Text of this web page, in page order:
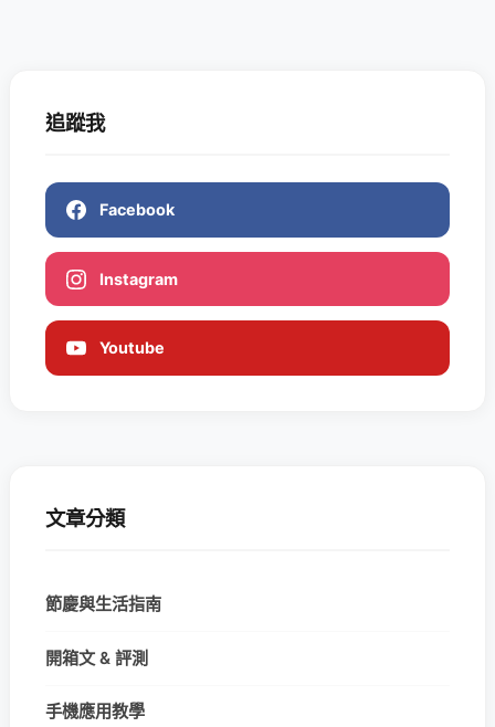
追蹤我
Facebook
Instagram
Youtube
文章分類
節慶與生活指南
開箱文 & 評測
手機應用教學